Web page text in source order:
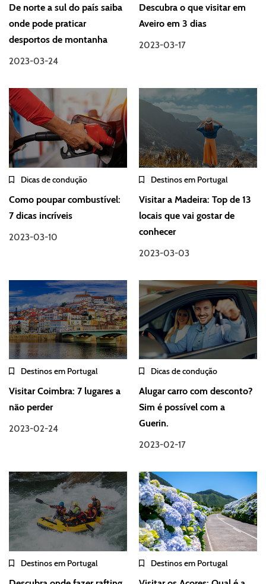
De norte a sul do país saiba
onde pode praticar
desportos de montanha
2023-03-24
Descubra o que visitar em
Aveiro em 3 dias
2023-03-17
Dicas de condução
Como poupar combustível:
7 dicas incríveis
2023-03-10
Destinos em Portugal
Visitar a Madeira: Top de 13
locais que vai gostar de
conhecer
2023-03-03
Destinos em Portugal
Visitar Coimbra: 7 lugares a
não perder
2023-02-24
Dicas de condução
Alugar carro com desconto?
Sim é possível com a
Guerin.
2023-02-17
Destinos em Portugal Destinos em Portugal